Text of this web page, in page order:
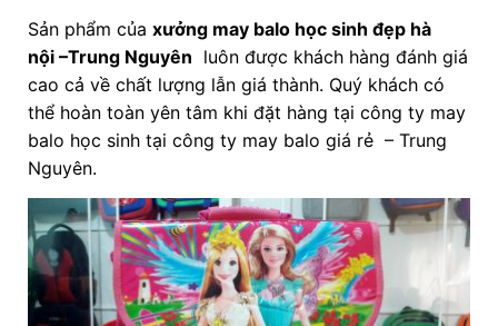
Sản phẩm của xưởng may balo học sinh đẹp hà
nội–Trung Nguyên luôn được khách hàng đánh giá
cao cả về chất lượng lẫn giá thành. Quý khách có
thể hoàn toàn yên tâm khi đặt hàng tại công ty may
balo học sinh tại công ty may balo giá rẻ – Trung
Nguyên.